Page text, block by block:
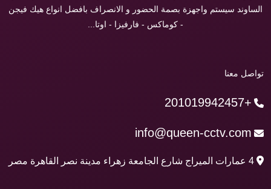
الساوند سيستم واجهزة بصمة الحضور و الانصراف بافضل انواع هيك فيجن
- كوماكس - فارفيزا - اوتا...
تواصل معنا
+201019942457
info@queen-cctv.com
4 عمارات الميراج شارع الجامعة زهراء مدينة نصر القاهرة مصر